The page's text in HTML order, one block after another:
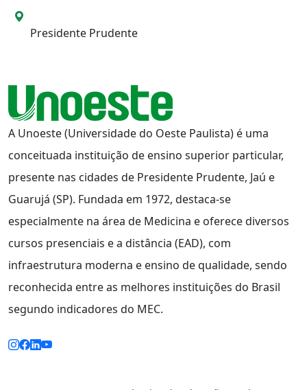
A Unoeste (Universidade do Oeste Paulista) é uma
conceituada instituição de ensino superior particular,
presente nas cidades de Presidente Prudente, Jaú e
Guarujá (SP). Fundada em 1972, destaca-se
especialmente na área de Medicina e oferece diversos
cursos presenciais e a distância (EAD), com
infraestrutura moderna e ensino de qualidade, sendo
reconhecida entre as melhores instituições do Brasil
segundo indicadores do MEC.
Presidente Prudente